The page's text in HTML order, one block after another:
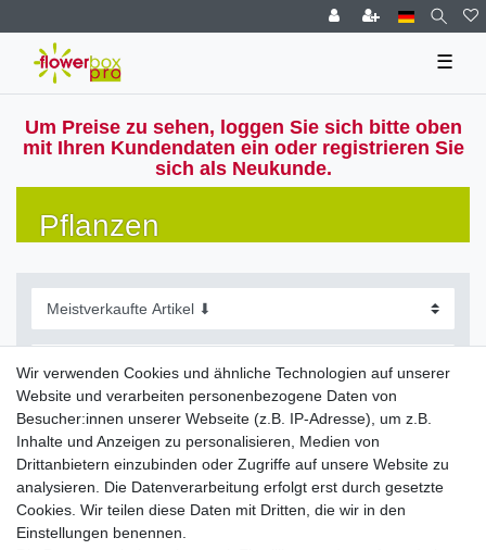
☰
Um Preise zu sehen, loggen Sie sich bitte oben
mit Ihren Kundendaten ein oder registrieren Sie
sich als Neukunde.
Pflanzen
Filter
Wir verwenden Cookies und ähnliche Technologien auf unserer
Website und verarbeiten personenbezogene Daten von
Besucher:innen unserer Webseite (z.B. IP-Adresse), um z.B.
Inhalte und Anzeigen zu personalisieren, Medien von
Drittanbietern einzubinden oder Zugriffe auf unsere Website zu
analysieren. Die Datenverarbeitung erfolgt erst durch gesetzte
Cookies. Wir teilen diese Daten mit Dritten, die wir in den
Einstellungen benennen.